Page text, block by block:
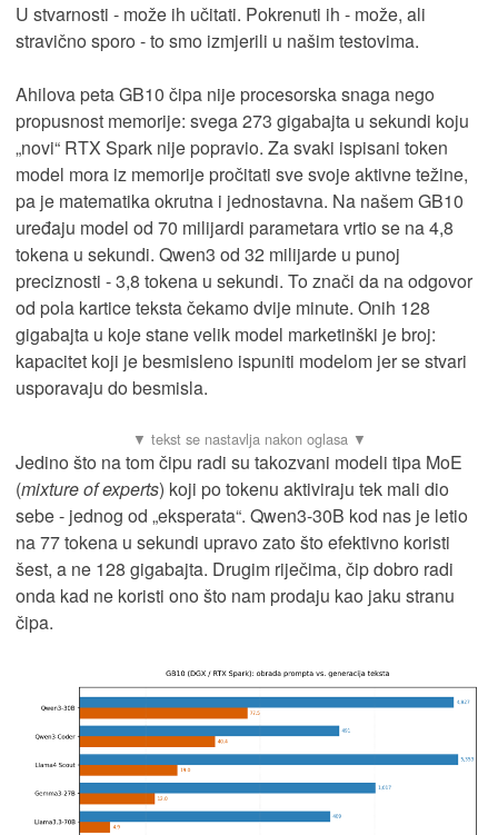
U stvarnosti - može ih učitati. Pokrenuti ih - može, ali
stravično sporo - to smo izmjerili u našim testovima.
Ahilova peta GB10 čipa nije procesorska snaga nego
propusnost memorije: svega 273 gigabajta u sekundi koju
„novi“ RTX Spark nije popravio. Za svaki ispisani token
model mora iz memorije pročitati sve svoje aktivne težine,
pa je matematika okrutna i jednostavna. Na našem GB10
uređaju model od 70 milijardi parametara vrtio se na 4,8
tokena u sekundi. Qwen3 od 32 milijarde u punoj
preciznosti - 3,8 tokena u sekundi. To znači da na odgovor
od pola kartice teksta čekamo dvije minute. Onih 128
gigabajta u koje stane velik model marketinški je broj:
kapacitet koji je besmisleno ispuniti modelom jer se stvari
usporavaju do besmisla.
Jedino što na tom čipu radi su takozvani modeli tipa MoE
(mixture of experts) koji po tokenu aktiviraju tek mali dio
sebe - jednog od „eksperata“. Qwen3-30B kod nas je letio
na 77 tokena u sekundi upravo zato što efektivno koristi
šest, a ne 128 gigabajta. Drugim riječima, čip dobro radi
onda kad ne koristi ono što nam prodaju kao jaku stranu
čipa.